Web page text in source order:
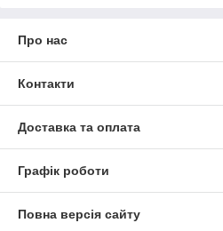
Про нас
Контакти
Доставка та оплата
Графік роботи
Повна версія сайту